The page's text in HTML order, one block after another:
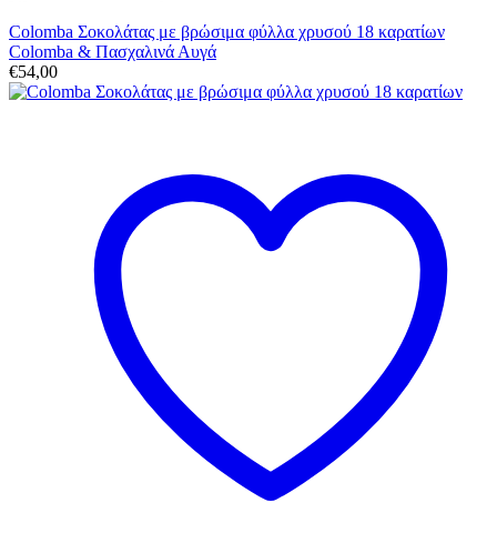
Colomba Σοκολάτας με βρώσιμα φύλλα χρυσού 18 καρατίων
Colomba & Πασχαλινά Αυγά
€54,00